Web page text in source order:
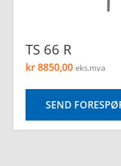
TS 66 R
kr8850,00 eks.mva
SEND